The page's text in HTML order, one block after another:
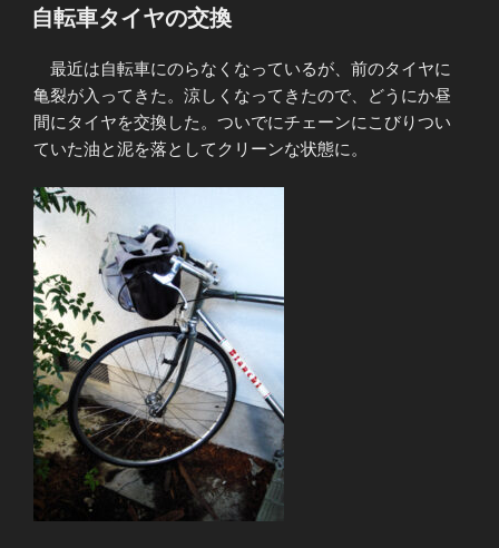
稿
日:
自転車タイヤの交換
最近は自転車にのらなくなっているが、前のタイヤに
亀裂が入ってきた。涼しくなってきたので、どうにか昼
間にタイヤを交換した。ついでにチェーンにこびりつい
ていた油と泥を落としてクリーンな状態に。